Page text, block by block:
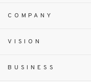
COMPANY
VISION
BUSINESS